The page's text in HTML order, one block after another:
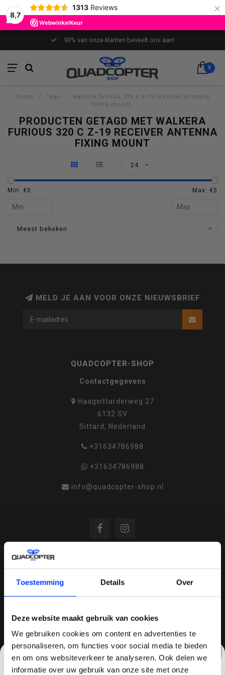
Toestemming Details Over
Deze website maakt gebruik van cookies
We gebruiken cookies om content en advertenties te
personaliseren, om functies voor social media te bieden
en om ons websiteverkeer te analyseren. Ook delen we
informatie over uw gebruik van onze site met onze
8,7
1313 Reviews ×
93% van onze klanten beveelt ons aan!
0
Home Tags
walkera furious 320 c z-19 receiver antenna
fixing mount
PRODUCTEN GETAGD MET WALKERA
FURIOUS 320 C Z-19 RECEIVER ANTENNA
FIXING MOUNT
24
Min: €0 Max: €5
Meest bekeken
MELD JE AAN VOOR ONZE NIEUWSBRIEF
QUADCOPTER-SHOP
Contactgegevens
Haagsittarderweg 27
6132 SV
Sittard, Nederland
+31634786988
+31634786988
info@quadcopter-shop.nl
QUADCOPTER-SHOP.NL